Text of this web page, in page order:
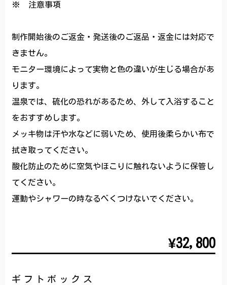
※ 注意事項
制作開始後のご返金・発送後のご返品・返金には対応で
きません。
モニター環境によって実物と色の違いが生じる場合があ
ります。
温泉では、硫化の恐れがあるため、外して入浴すること
をおすすめします。
メッキ物は汗や水などに弱いため、使用後柔らかい布で
拭き取ってください。
酸化防止のために空気やほこりに触れないように保管し
てください。
運動やシャワーの時なるべくつけないでください。
¥32,800
ギフトボックス